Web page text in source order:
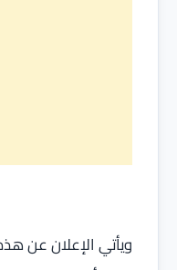
ويأتي الإعلان عن